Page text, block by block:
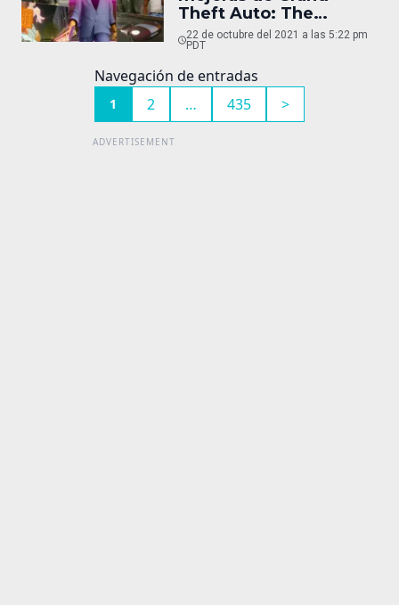
Theft Auto: The
Trilogy
22 de octubre del 2021 a las 5:22 pm
PDT
Navegación de entradas
1 2 … 435 >